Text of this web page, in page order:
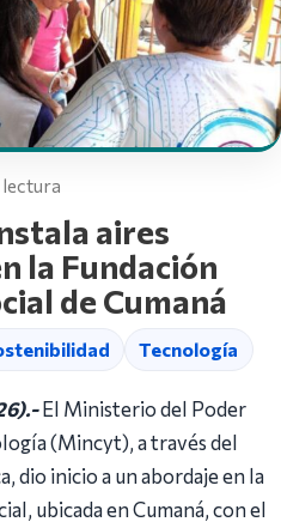
lectura
aires
la Fundación
de Cumaná
Tecnología
El Ministerio del Poder
(Mincyt), a través del
dio inicio a un abordaje en la
ubicada en Cumaná, con el